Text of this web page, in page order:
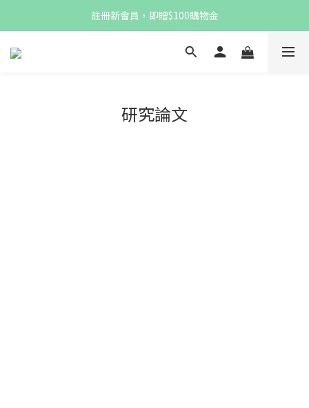
註冊新會員，即贈$100購物金
註冊新會員，即贈$100購物金
消費滿$1,000 享免運優惠
研究論文